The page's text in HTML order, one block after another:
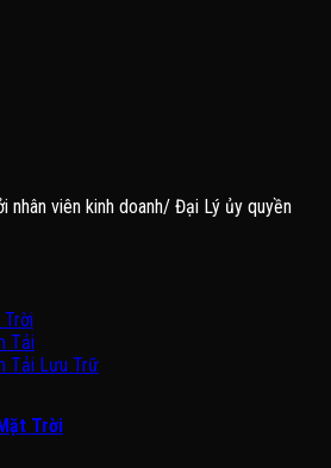
nhân viên kinh doanh/ Đại Lý ủy quyền
Tải
Tải Lưu Trữ
Trời